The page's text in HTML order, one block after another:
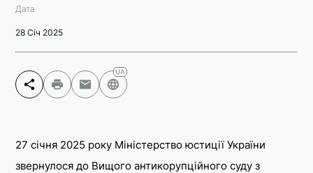
Дата
28 Січ 2025
Telegram
Twitter
27 січня 2025 року Міністерство юстиції України
звернулося до Вищого антикорупційного суду з